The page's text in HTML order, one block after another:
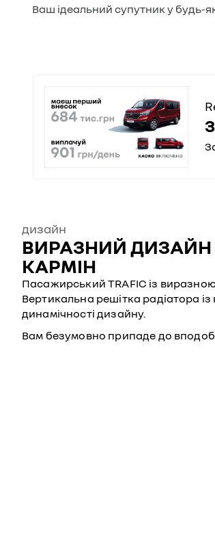
Ваш ідеальний супутник у будь-
дизайн
ВИРАЗНИЙ
КАРМІН
Пасажирський TRAFIC із
Вертикальна решітка радіатора
динамічності дизайну.
Вам безумовно припаде до